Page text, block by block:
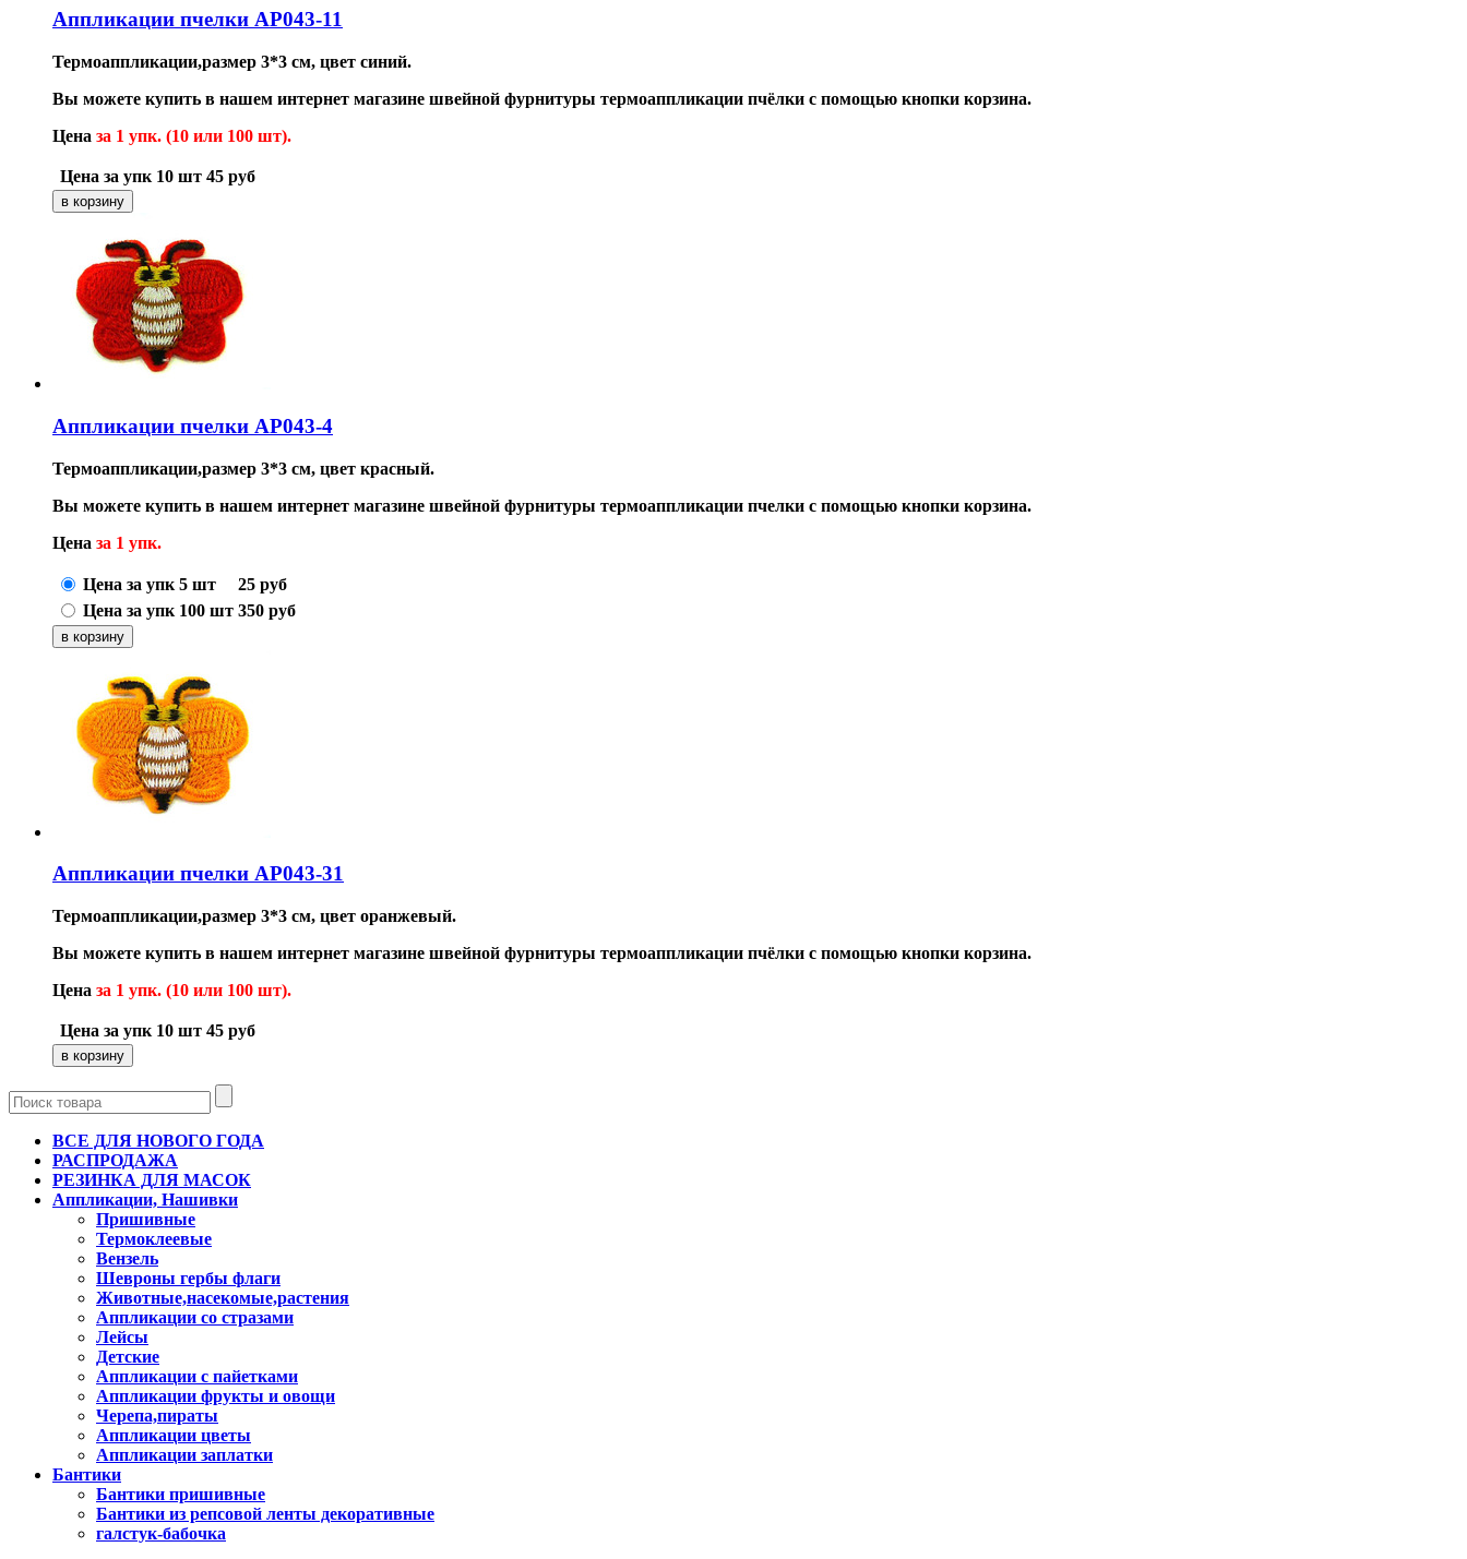
Аппликации пчелки AP043-11
Термоаппликации,размер 3*3 см, цвет синий.
Вы можете купить в нашем интернет магазине швейной фурнитуры термоаппликации пчёлки с помощью кнопки корзина.
Цена за 1 упк. (10 или 100 шт).
Цена за упк 10 шт 45 руб
Аппликации пчелки AP043-4
Термоаппликации,размер 3*3 см, цвет красный.
Вы можете купить в нашем интернет магазине швейной фурнитуры термоаппликации пчелки с помощью кнопки корзина.
Цена за 1 упк.
Цена за упк 5 шт 25 руб
Цена за упк 100 шт 350 руб
Аппликации пчелки AP043-31
Термоаппликации,размер 3*3 см, цвет оранжевый.
Вы можете купить в нашем интернет магазине швейной фурнитуры термоаппликации пчёлки с помощью кнопки корзина.
Цена за 1 упк. (10 или 100 шт).
Цена за упк 10 шт 45 руб
ВСЕ ДЛЯ НОВОГО ГОДА
РАСПРОДАЖА
РЕЗИНКА ДЛЯ МАСОК
Аппликации, Нашивки
Пришивные
Термоклеевые
Вензель
Шевроны гербы флаги
Животные,насекомые,растения
Аппликации со стразами
Лейсы
Детские
Аппликации с пайетками
Аппликации фрукты и овощи
Черепа,пираты
Аппликации цветы
Аппликации заплатки
Бантики
Бантики пришивные
Бантики из репсовой ленты декоративные
галстук-бабочка